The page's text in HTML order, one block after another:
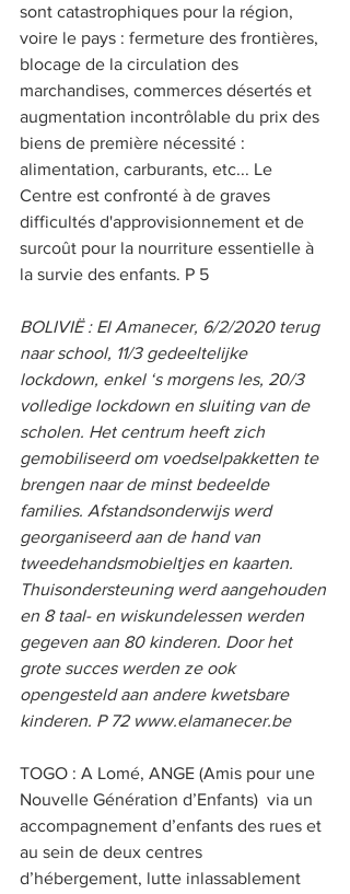
sont catastrophiques pour la région,
voire le pays : fermeture des frontières,
blocage de la circulation des
marchandises, commerces désertés et
augmentation incontrôlable du prix des
biens de première nécessité :
alimentation, carburants, etc... Le
Centre est confronté à de graves
difficultés d'approvisionnement et de
surcoût pour la nourriture essentielle à
la survie des enfants. P 5
BOLIVIË : El Amanecer, 6/2/2020 terug
naar school, 11/3 gedeeltelijke
lockdown, enkel ‘s morgens les, 20/3
volledige lockdown en sluiting van de
scholen. Het centrum heeft zich
gemobiliseerd om voedselpakketten te
brengen naar de minst bedeelde
families. Afstandsonderwijs werd
georganiseerd aan de hand van
tweedehandsmobieltjes en kaarten.
Thuisondersteuning werd aangehouden
en 8 taal- en wiskundelessen werden
gegeven aan 80 kinderen. Door het
grote succes werden ze ook
opengesteld aan andere kwetsbare
kinderen. P 72 www.elamanecer.be
TOGO : A Lomé, ANGE (Amis pour une
Nouvelle Génération d’Enfants)  via un
accompagnement d’enfants des rues et
au sein de deux centres
d’hébergement, lutte inlassablement